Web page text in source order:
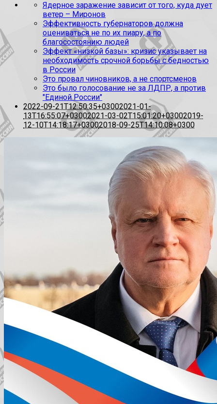
Ядерное заражение зависит от того, куда дует
ветер – Миронов
Эффективность губернаторов должна
оцениваться не по их пиару, а по
благосостоянию людей
Эффект «низкой базы»: кризис указывает на
необходимость срочной борьбы с бедностью
в России
Это провал чиновников, а не спортсменов
Это было голосование не за ЛДПР, а против
"Единой России"
2022-09-21T12:50:35+03002021-01-
13T16:55:07+03002021-03-02T15:01:20+03002019-
12-10T14:18:17+03002018-09-25T14:10:08+0300